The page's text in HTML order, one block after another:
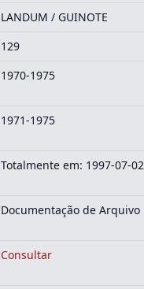
LANDUM / GUINOTE
129
1970-1975
1971-1975
Totalmente em: 1997-07-02
Documentação de Arquivo
Consultar